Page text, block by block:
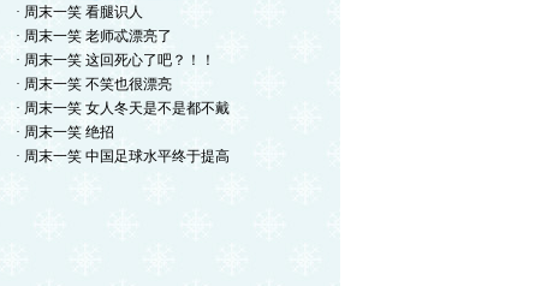
· 周末一笑 看腿识人
· 周末一笑 老师忒漂亮了
· 周末一笑 这回死心了吧？！！
· 周末一笑 不笑也很漂亮
· 周末一笑 女人冬天是不是都不戴
· 周末一笑 绝招
· 周末一笑 中国足球水平终于提高